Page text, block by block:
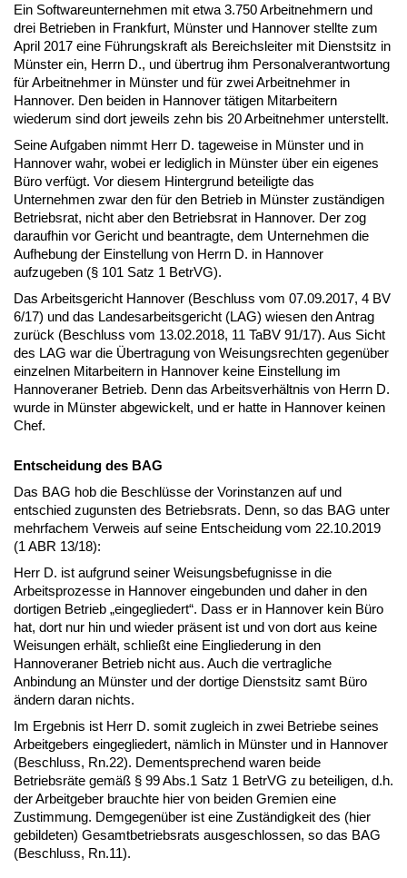
Ein Softwareunternehmen mit etwa 3.750 Arbeitnehmern und
drei Betrieben in Frankfurt, Münster und Hannover stellte zum
April 2017 eine Führungskraft als Bereichsleiter mit Dienstsitz in
Münster ein, Herrn D., und übertrug ihm Personalverantwortung
für Arbeitnehmer in Münster und für zwei Arbeitnehmer in
Hannover. Den beiden in Hannover tätigen Mitarbeitern
wiederum sind dort jeweils zehn bis 20 Arbeitnehmer unterstellt.
Seine Aufgaben nimmt Herr D. tageweise in Münster und in
Hannover wahr, wobei er lediglich in Münster über ein eigenes
Büro verfügt. Vor diesem Hintergrund beteiligte das
Unternehmen zwar den für den Betrieb in Münster zuständigen
Betriebsrat, nicht aber den Betriebsrat in Hannover. Der zog
daraufhin vor Gericht und beantragte, dem Unternehmen die
Aufhebung der Einstellung von Herrn D. in Hannover
aufzugeben (§ 101 Satz 1 BetrVG).
Das Arbeitsgericht Hannover (Beschluss vom 07.09.2017, 4 BV
6/17) und das Landesarbeitsgericht (LAG) wiesen den Antrag
zurück (Beschluss vom 13.02.2018, 11 TaBV 91/17). Aus Sicht
des LAG war die Übertragung von Weisungsrechten gegenüber
einzelnen Mitarbeitern in Hannover keine Einstellung im
Hannoveraner Betrieb. Denn das Arbeitsverhältnis von Herrn D.
wurde in Münster abgewickelt, und er hatte in Hannover keinen
Chef.
Entscheidung des BAG
Das BAG hob die Beschlüsse der Vorinstanzen auf und
entschied zugunsten des Betriebsrats. Denn, so das BAG unter
mehrfachem Verweis auf seine Entscheidung vom 22.10.2019
(1 ABR 13/18):
Herr D. ist aufgrund seiner Weisungsbefugnisse in die
Arbeitsprozesse in Hannover eingebunden und daher in den
dortigen Betrieb „eingegliedert“. Dass er in Hannover kein Büro
hat, dort nur hin und wieder präsent ist und von dort aus keine
Weisungen erhält, schließt eine Eingliederung in den
Hannoveraner Betrieb nicht aus. Auch die vertragliche
Anbindung an Münster und der dortige Dienstsitz samt Büro
ändern daran nichts.
Im Ergebnis ist Herr D. somit zugleich in zwei Betriebe seines
Arbeitgebers eingegliedert, nämlich in Münster und in Hannover
(Beschluss, Rn.22). Dementsprechend waren beide
Betriebsräte gemäß § 99 Abs.1 Satz 1 BetrVG zu beteiligen, d.h.
der Arbeitgeber brauchte hier von beiden Gremien eine
Zustimmung. Demgegenüber ist eine Zuständigkeit des (hier
gebildeten) Gesamtbetriebsrats ausgeschlossen, so das BAG
(Beschluss, Rn.11).